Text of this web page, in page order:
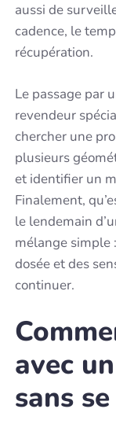
aussi de
cadence, le
récupération.
Le passage par
revendeur
chercher une
plusieurs
et identifier un
Finalement,
le lendemain
mélange simple
dosée et des
continuer.
avec
sans